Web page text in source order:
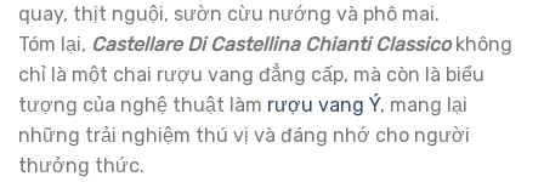
quay, thịt nguội, sườn cừu nướng và phô mai.
Tóm lại, Castellare Di Castellina Chianti Classicokhông
chỉ là một chai rượu vang đẳng cấp, mà còn là biểu
tượng của nghệ thuật làm rượu vang Ý, mang lại
những trải nghiệm thú vị và đáng nhớ cho người
thưởng thức.